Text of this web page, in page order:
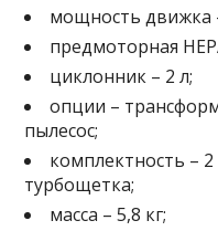
мощность движка
предмоторная
циклонник – 2 л;
опции –
пылесос;
комплектность –
турбощетка;
масса – 5,8 кг;